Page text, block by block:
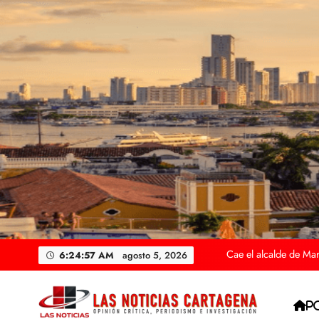
Saltar
contenido
6:24:59 AM agosto 5, 2026
Sicarios
Megaoperativo en
Capturan y envían a
Cae el alcalde de
Sicarios
Megaoperativo en
Capturan y envían a